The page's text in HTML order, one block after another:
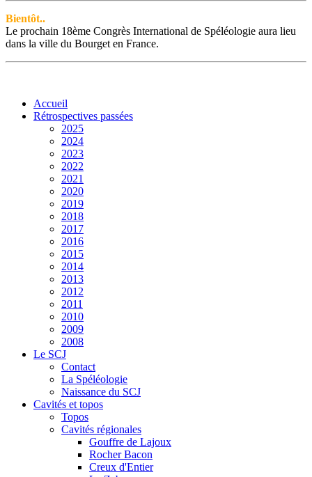
Bientôt..
Le prochain 18ème Congrès International de Spéléologie aura lieu
dans la ville du Bourget en France.
Accueil
Rétrospectives passées
2025
2024
2023
2022
2021
2020
2019
2018
2017
2016
2015
2014
2013
2012
2011
2010
2009
2008
Le SCJ
Contact
La Spéléologie
Naissance du SCJ
Cavités et topos
Topos
Cavités régionales
Gouffre de Lajoux
Rocher Bacon
Creux d'Entier